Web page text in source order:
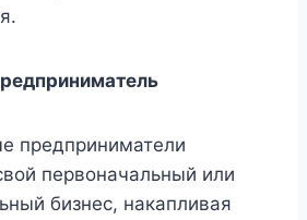
предприниматели
первоначальный или
бизнес, накапливая